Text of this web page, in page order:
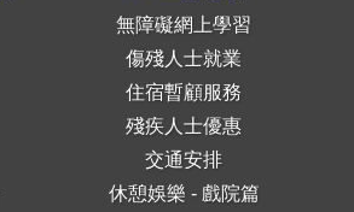
無障礙網上學習
傷殘人士就業
住宿暫顧服務
殘疾人士優惠
交通安排
休憩娛樂 - 戲院篇